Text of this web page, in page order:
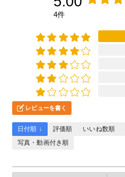
4件
レビューを書く
日付順 ↓ 評価順 いいね数順
写真・動画付き順